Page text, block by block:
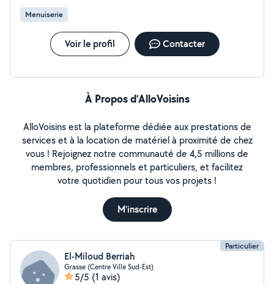
Menuiserie
Voir le profil Contacter
À Propos d’AlloVoisins
AlloVoisins est la plateforme dédiée aux prestations de
services et à la location de matériel à proximité de chez
vous ! Rejoignez notre communauté de 4,5 millions de
membres, professionnels et particuliers, et facilitez
votre quotidien pour tous vos projets !
M'inscrire
Particulier
El-Miloud Berriah
Grasse (Centre Ville Sud-Est)
5/5 (1 avis)